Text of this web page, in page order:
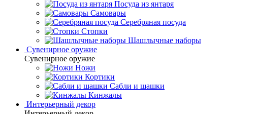
Посуда из янтаря
Самовары
Серебряная посуда
Стопки
Шашлычные наборы
Сувенирное оружие
Сувенирное оружие
Ножи
Кортики
Сабли и шашки
Кинжалы
Интерьерный декор